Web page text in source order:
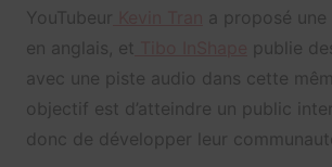
YouTubeur
a proposé
en anglais, et
publie
avec une piste audio dans cette
objectif est d’atteindre un public
donc de développer leur